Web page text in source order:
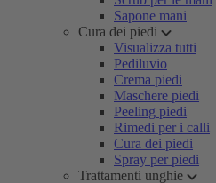
Sapone mani
Cura dei piedi
Visualizza tutti
Pediluvio
Crema piedi
Maschere piedi
Peeling piedi
Rimedi per i calli
Cura dei piedi
Spray per piedi
Trattamenti unghie